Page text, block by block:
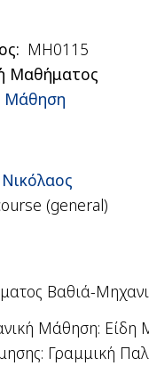
ΜΗ0115
Μαθήματος
Μάθηση
(general)
Βαθιά-
Μάθηση: Είδη
Γραμμική